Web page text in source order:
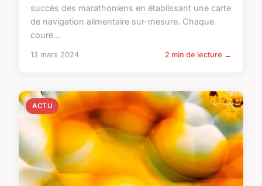
succès des marathoniens en établissant une carte
de navigation alimentaire sur-mesure. Chaque
coure...
13 mars 2024 2 min de lecture →
ACTU